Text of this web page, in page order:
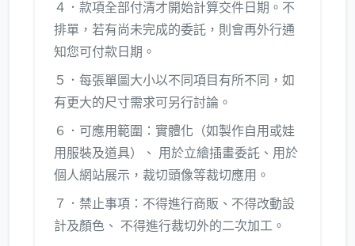
４．款項全部付清才開始計算交件日期。不
排單，若有尚未完成的委託，則會再外行通
知您可付款日期。
５．每張單圖大小以不同項目有所不同，如
有更大的尺寸需求可另行討論。
６．可應用範圍：實體化（如製作自用或娃
用服裝及道具）、 用於立繪插畫委託、用於
個人網站展示，裁切頭像等裁切應用。
７．禁止事項：不得進行商販、不得改動設
計及顏色、 不得進行裁切外的二次加工。